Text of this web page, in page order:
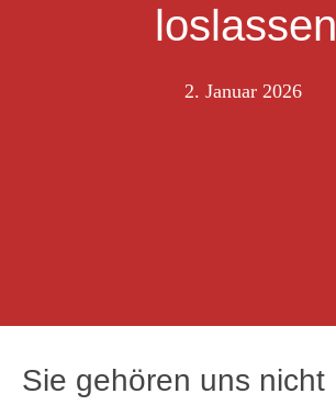
loslassen
2. Januar 2026
Sie gehören uns nicht